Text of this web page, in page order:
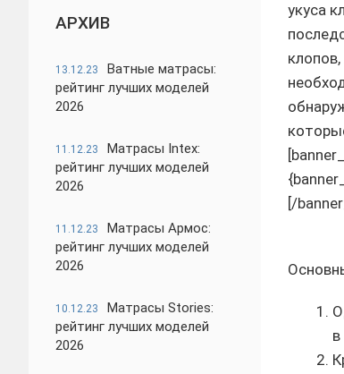
АРХИВ
13.12.23
Ватные матрасы:
рейтинг лучших моделей
2026
11.12.23
Матрасы Intex:
рейтинг лучших моделей
2026
11.12.23
Матрасы Армос:
рейтинг лучших моделей
2026
10.12.23
Матрасы Stories:
рейтинг лучших моделей
2026
укуса
[/